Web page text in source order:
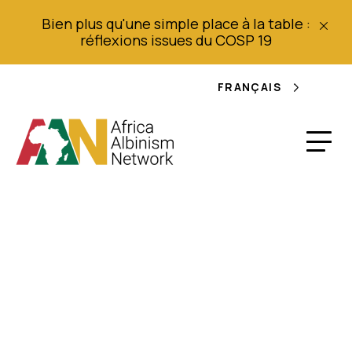
Bien plus qu'une simple place à la table :
réflexions issues du COSP 19
FRANÇAIS